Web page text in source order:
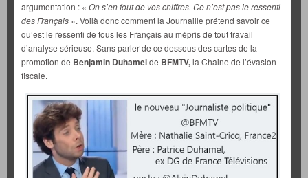
argumentation : « On s’en fout de vos chiffres. Ce n’est pas le ressenti
des Français ». Voilà donc comment la Journaille prétend savoir ce
qu’est le ressenti de tous les Français au mépris de tout travail
d’analyse sérieuse. Sans parler de ce dessous des cartes de la
promotion de Benjamin Duhamelde BFMTV,la Chaine de l’évasion
fiscale.